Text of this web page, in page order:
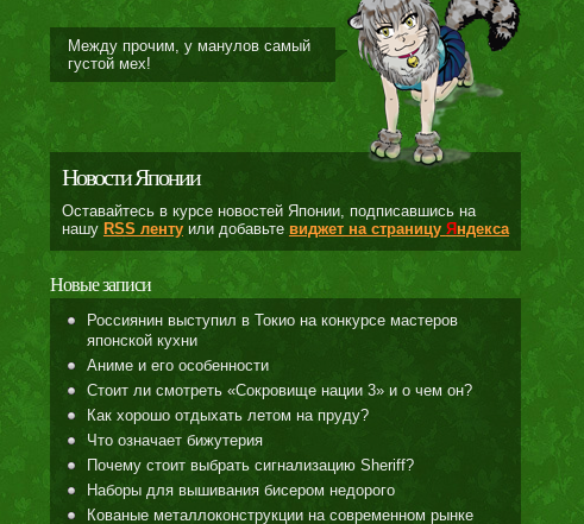
Между прочим, у манулов самый
густой мех!
Новости Японии
Оставайтесь в курсе новостей Японии, подписавшись на
нашу RSS лентуили добавьте виджет на страницу Яндекса
Новые записи
Россиянин выступил в Токио на конкурсе мастеров
японской кухни
Аниме и его особенности
Стоит ли смотреть «Сокровище нации 3» и о чем он?
Как хорошо отдыхать летом на пруду?
Что означает бижутерия
Почему стоит выбрать сигнализацию Sheriff?
Наборы для вышивания бисером недорого
Кованые металлоконструкции на современном рынке